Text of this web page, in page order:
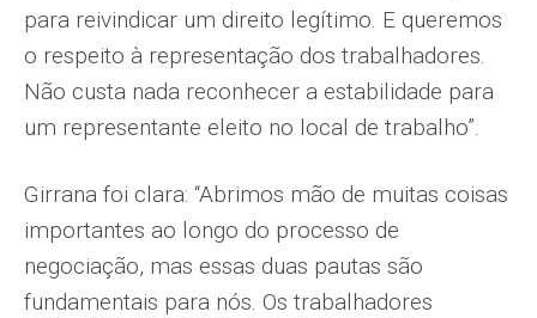
para reivindicar um direito legítimo. E queremos
o respeito à representação dos trabalhadores.
Não custa nada reconhecer a estabilidade para
um representante eleito no local de trabalho”.
Girrana foi clara: “Abrimos mão de muitas coisas
importantes ao longo do processo de
negociação, mas essas duas pautas são
fundamentais para nós. Os trabalhadores